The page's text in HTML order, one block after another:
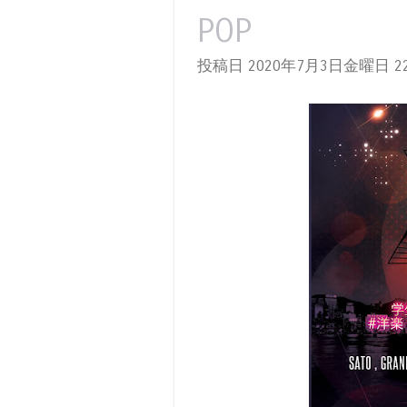
POP
投稿日 2020年7月3日金曜日